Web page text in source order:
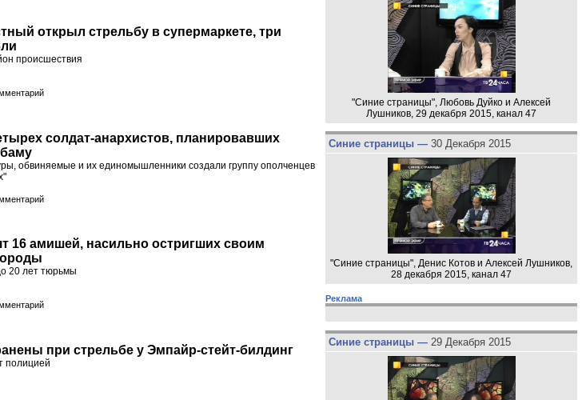
открыл стрельбу в супермаркете, три
происшествия
солдат-анархистов, планировавших
обвиняемые и их единомышленники создали группу ополченцев
16 амишей, насильно остригших своим
20 лет тюрьмы
при стрельбе у Эмпайр-стейт-билдинг
полицией
"Синие страницы", Любовь Дуйко и Алексей
Лушников, 29 декабря 2015, канал 47
Синие страницы — 30 Декабря 2015
"Синие страницы", Денис Котов и Алексей Лушников,
28 декабря 2015, канал 47
Реклама
Синие страницы — 29 Декабря 2015